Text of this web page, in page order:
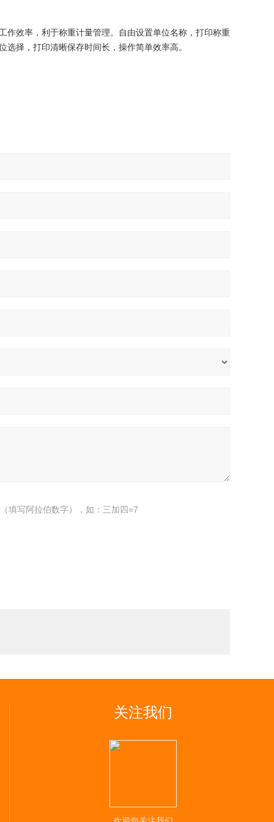
作效率，利于称重计量管理。自由设置单位名称，打印称重
择，打印清晰保存时间长，操作简单效率高。
填写阿拉伯数字），如：三加四=7
关注我们